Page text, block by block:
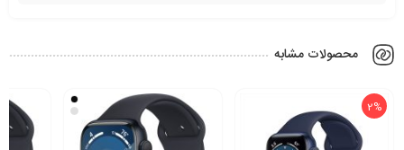
محصولات مشابه
2%